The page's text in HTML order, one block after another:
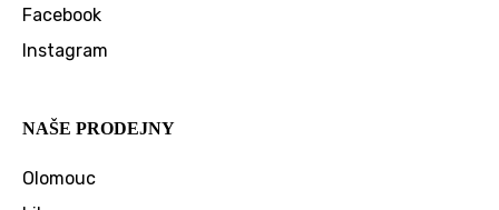
Facebook
Instagram
NAŠE PRODEJNY
Olomouc